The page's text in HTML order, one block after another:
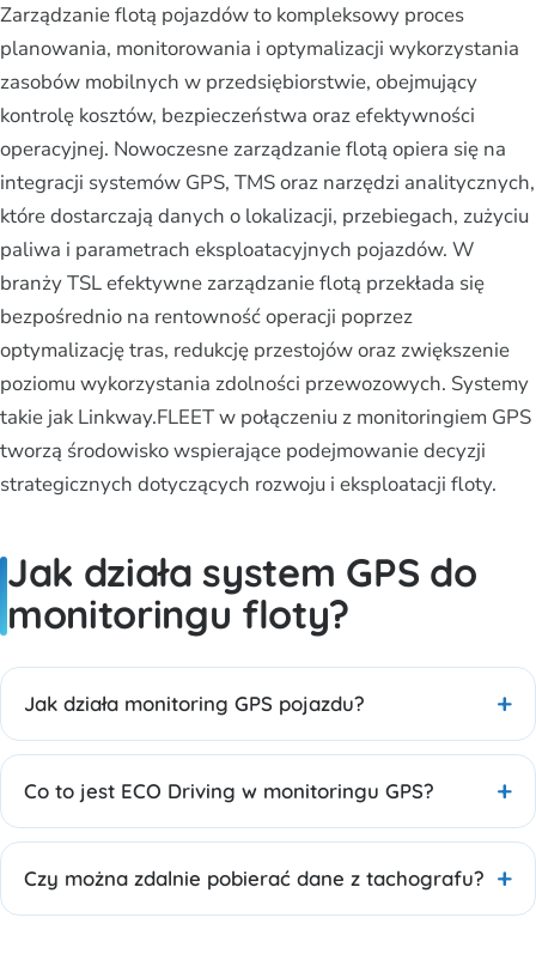
Zarządzanie flotą pojazdów to kompleksowy proces
planowania, monitorowania i optymalizacji wykorzystania
zasobów mobilnych w przedsiębiorstwie, obejmujący
kontrolę kosztów, bezpieczeństwa oraz efektywności
operacyjnej. Nowoczesne zarządzanie flotą opiera się na
integracji systemów GPS, TMS oraz narzędzi analitycznych,
które dostarczają danych o lokalizacji, przebiegach, zużyciu
paliwa i parametrach eksploatacyjnych pojazdów. W
branży TSL efektywne zarządzanie flotą przekłada się
bezpośrednio na rentowność operacji poprzez
optymalizację tras, redukcję przestojów oraz zwiększenie
poziomu wykorzystania zdolności przewozowych. Systemy
takie jak Linkway.FLEET w połączeniu z monitoringiem GPS
tworzą środowisko wspierające podejmowanie decyzji
strategicznych dotyczących rozwoju i eksploatacji floty.
Jak działa system GPS do
monitoringu floty?
Jak działa monitoring GPS pojazdu?
Co to jest ECO Driving w monitoringu GPS?
Czy można zdalnie pobierać dane z tachografu?